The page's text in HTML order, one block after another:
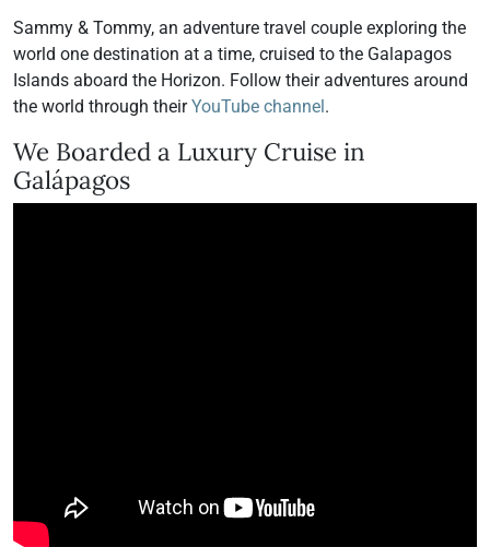
Sammy & Tommy, an adventure travel couple exploring the
world one destination at a time, cruised to the Galapagos
Islands aboard the Horizon. Follow their adventures around
the world through theirYouTube channel.
We Boarded a Luxury Cruise in
Galápagos